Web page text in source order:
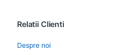
Relatii Clienti
Despre noi